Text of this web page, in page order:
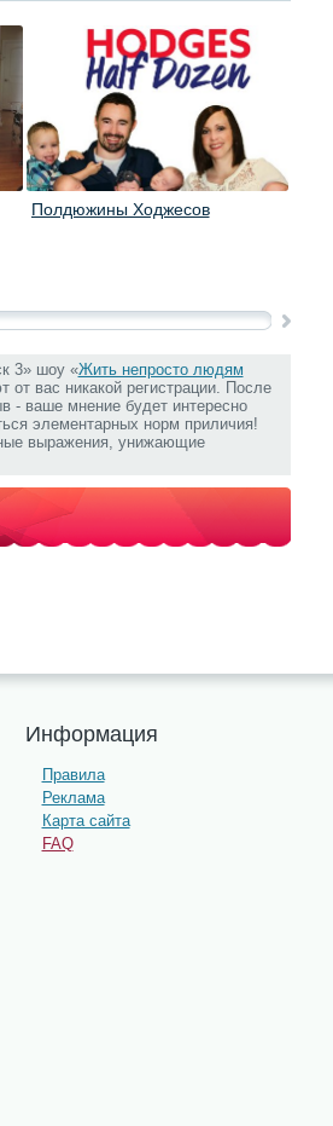
Полдюжины Ходжесов
3» шоу «Жить непросто людям
вас никакой регистрации. После
- ваше мнение будет интересно
элементарных норм приличия!
выражения, унижающие
Информация
Правила
Реклама
Карта сайта
FAQ